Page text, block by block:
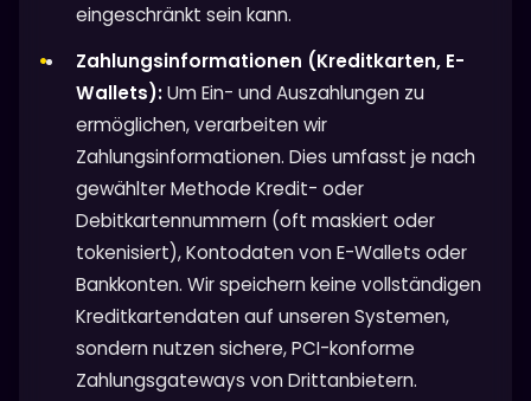
eingeschränkt sein kann.
Zahlungsinformationen (Kreditkarten, E-
Wallets):Um Ein- und Auszahlungen zu
ermöglichen, verarbeiten wir
Zahlungsinformationen. Dies umfasst je nach
gewählter Methode Kredit- oder
Debitkartennummern (oft maskiert oder
tokenisiert), Kontodaten von E-Wallets oder
Bankkonten. Wir speichern keine vollständigen
Kreditkartendaten auf unseren Systemen,
sondern nutzen sichere, PCI-konforme
Zahlungsgateways von Drittanbietern.